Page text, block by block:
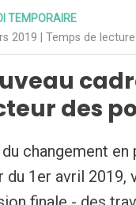
TEMPORAIRE
2019 | Temps de
des
du changement
du 1er avril 2019,